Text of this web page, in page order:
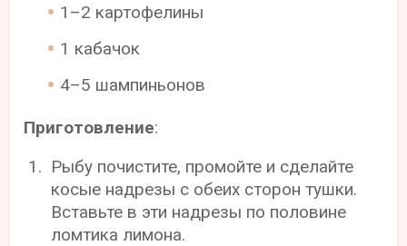
1–2 картофелины
1 кабачок
4–5 шампиньонов
Приготовление:
Рыбу почистите, промойте и сделайте
косые надрезы с обеих сторон тушки.
Вставьте в эти надрезы по половине
ломтика лимона.